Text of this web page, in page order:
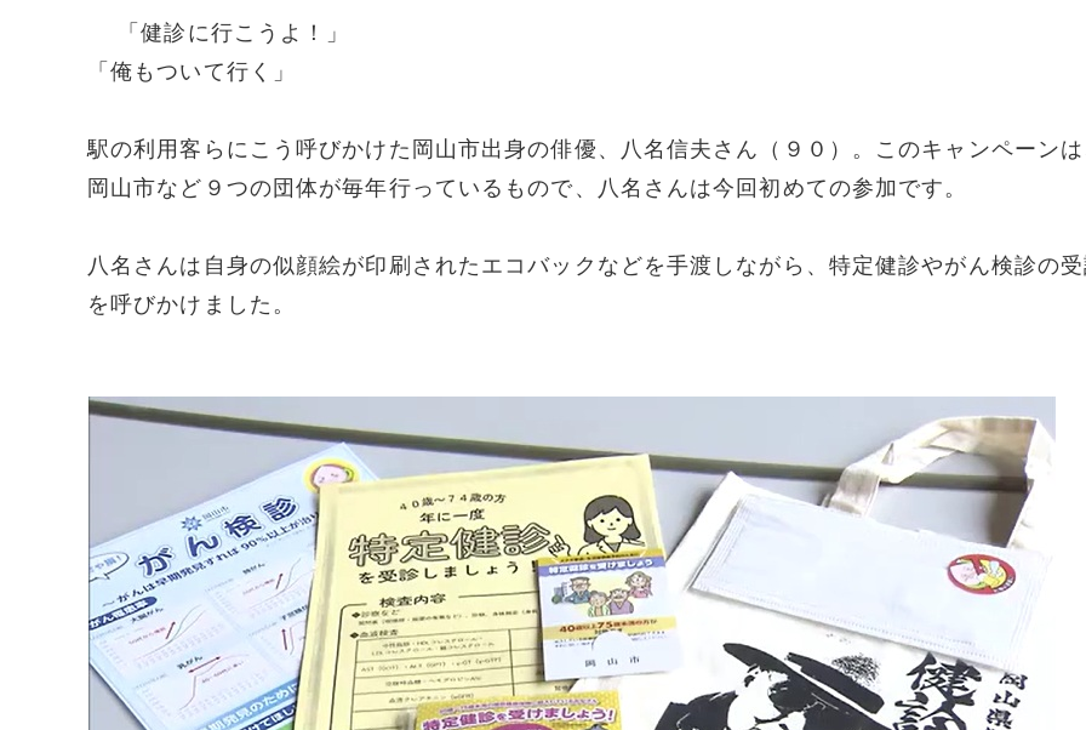
「健診に行こうよ！」
「俺もついて行く」
駅の利用客らにこう呼びかけた岡山市出身の俳優、八名信夫さん（９０）。このキャンペーン
岡山市など９つの団体が毎年行っているもので、八名さんは今回初めての参加です。
八名さんは自身の似顔絵が印刷されたエコバックなどを手渡しながら、特定健診やがん検診の
を呼びかけました。